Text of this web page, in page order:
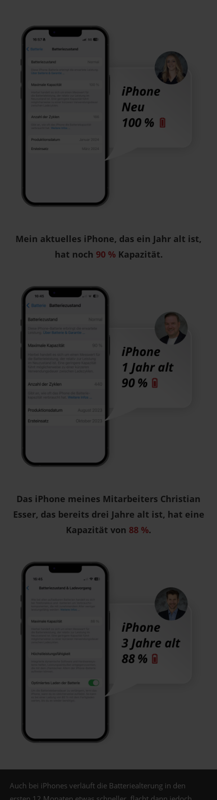
Mein aktuelles iPhone, das ein Jahr alt ist,
hat noch 90 %Kapazität.
Das iPhone meines Mitarbeiters Christian
Esser, das bereits drei Jahre alt ist, hat eine
Kapazität von 88 %.
Auch bei iPhones verläuft die Batteriealterung in den